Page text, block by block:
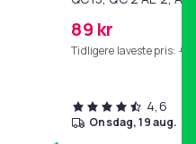
89 kr
Tidligere laveste pris: 99
4,6
onsdag, 19 aug.